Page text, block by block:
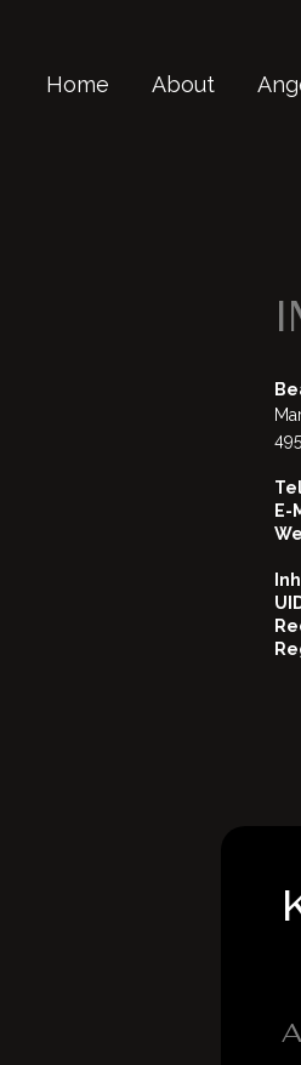
Home About
E-